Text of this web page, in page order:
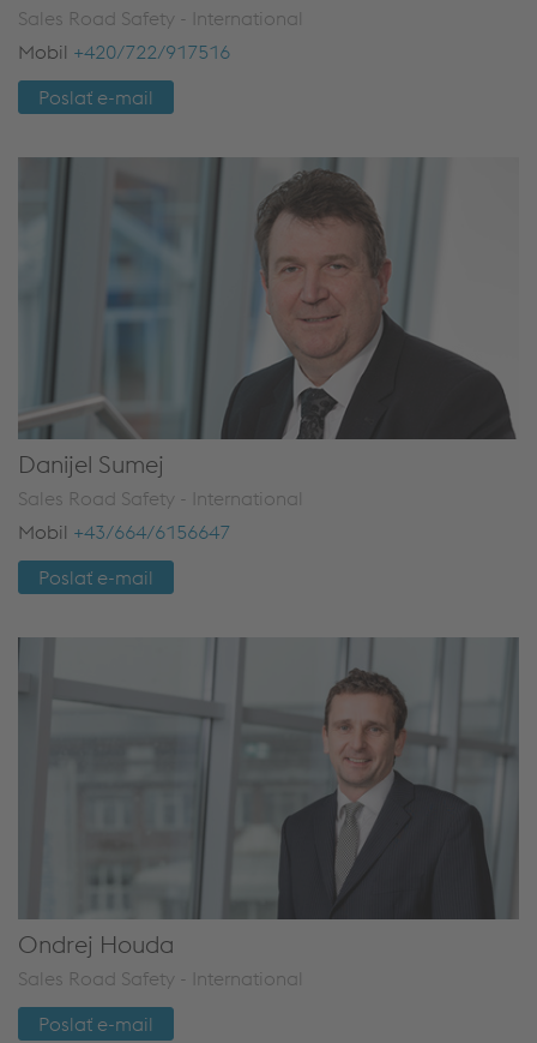
Sales Road Safety - International
Mobil +420/722/917516
Poslať e-mail
Danijel Sumej
Sales Road Safety - International
Mobil +43/664/6156647
Poslať e-mail
Ondrej Houda
Sales Road Safety - International
Poslať e-mail